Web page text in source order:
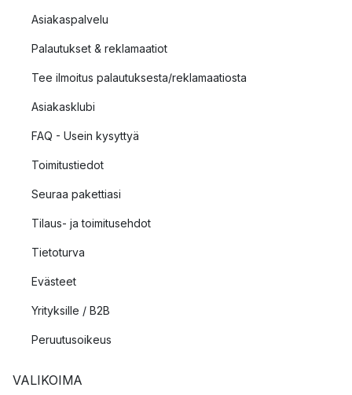
Asiakaspalvelu
Palautukset & reklamaatiot
Tee ilmoitus palautuksesta/reklamaatiosta
Asiakasklubi
FAQ - Usein kysyttyä
Toimitustiedot
Seuraa pakettiasi
Tilaus- ja toimitusehdot
Tietoturva
Evästeet
Yrityksille / B2B
Peruutusoikeus
VALIKOIMA